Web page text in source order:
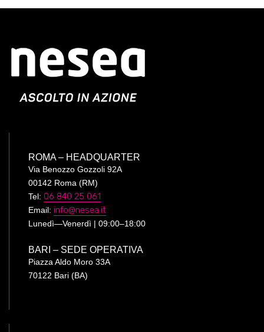
ROMA – HEADQUARTER
Via Benozzo Gozzoli 92A
00142 Roma (RM)
Tel: 06 840 25 061
Email: info@nesea.it
Lunedì—Venerdì | 09:00–18:00
BARI – SEDE OPERATIVA
Piazza Aldo Moro 33A
70122 Bari (BA)